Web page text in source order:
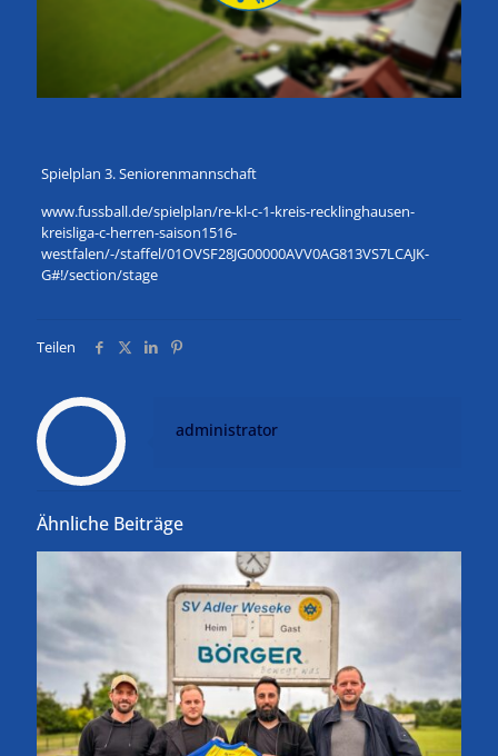
Spielplan 3. Seniorenmannschaft
www.fussball.de/spielplan/re-kl-c-1-kreis-recklinghausen-
kreisliga-c-herren-saison1516-
westfalen/-/staffel/01OVSF28JG00000AVV0AG813VS7LCAJK-
G#!/section/stage
Teilen
administrator
Ähnliche Beiträge